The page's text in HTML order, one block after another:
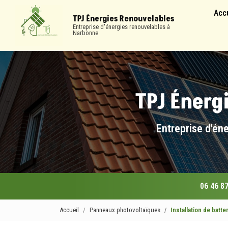
contenu
principal
TPJ Énergies Renouvelables
Entreprise d'énergies renouvelables à
Narbonne
Entreprise
06 46
Accueil Panneaux photovoltaïques Installation de